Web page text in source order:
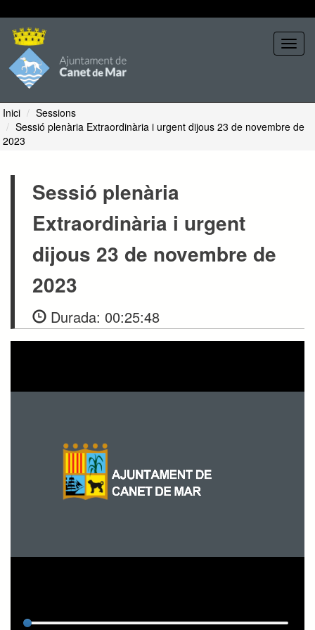
Inici
Sessions
Sessió plenària Extraordinària i urgent dijous 23 de novembre de
2023
Sessió plenària
Extraordinària i urgent
dijous 23 de novembre de
2023
Durada: 00:25:48